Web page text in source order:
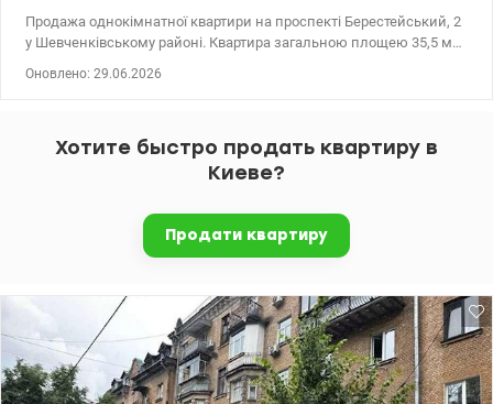
Продажа однокімнатної квартири на проспекті Берестейський, 2
у Шевченківському районі. Квартира загальною площею 35,5 м2,
хвилин пішки. Гарна транспортна розв'язка. Поруч Залізничний
вокзал, супермаркети, торгівельні центри, школа, гімназія,
тощо. Ціна 70 000 у.о. Тел.0934054048 Тетяна valion.ua/1151887
Оновлено: 29.06.2026
Хотите быстро продать квартиру в
Киеве?
Продати квартиру